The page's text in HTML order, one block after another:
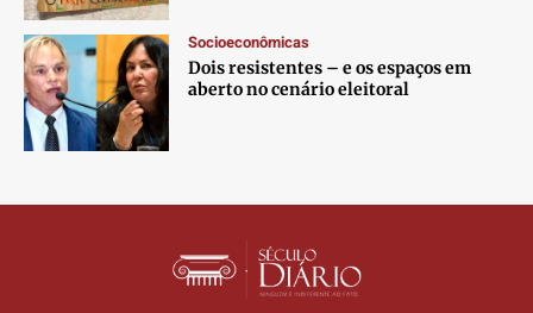
Socioeconômicas
Dois resistentes – e os espaços em
aberto no cenário eleitoral